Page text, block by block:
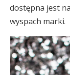
dostępna jest
wyspach marki.